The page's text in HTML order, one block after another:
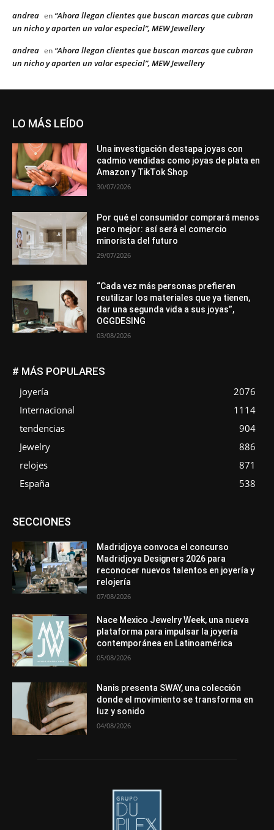
andrea en “Ahora llegan clientes que buscan marcas que cubran
un nicho y aporten un valor especial”, MEW Jewellery
andrea en “Ahora llegan clientes que buscan marcas que cubran
un nicho y aporten un valor especial”, MEW Jewellery
LO MÁS LEÍDO
Una investigación destapa joyas con
cadmio vendidas como joyas de plata en
Amazon y TikTok Shop
30/07/2026
Por qué el consumidor comprará menos
pero mejor: así será el comercio
minorista del futuro
29/07/2026
“Cada vez más personas prefieren
reutilizar los materiales que ya tienen,
dar una segunda vida a sus joyas”,
OGGDESING
03/08/2026
# MÁS POPULARES
joyería
2076
Internacional
1114
tendencias
904
Jewelry
886
relojes
871
España
538
SECCIONESAsociaciones
Entrevistas
Mundo Técnico
Novedades Opiniones
Perspectiva
Premios
Secciones Sin categoría
Más
Madridjoya convoca el concurso
Madridjoya Designers 2026 para
reconocer nuevos talentos en joyería y
relojería
07/08/2026
Nace Mexico Jewelry Week, una nueva
plataforma para impulsar la joyería
contemporánea en Latinoamérica
05/08/2026
Nanis presenta SWAY, una colección
donde el movimiento se transforma en
luz y sonido
04/08/2026